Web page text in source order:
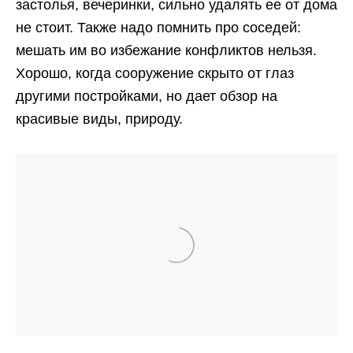
застолья, вечеринки, сильно удалять ее от дома
не стоит. Также надо помнить про соседей:
мешать им во избежание конфликтов нельзя.
Хорошо, когда сооружение скрыто от глаз
другими постройками, но дает обзор на
красивые виды, природу.